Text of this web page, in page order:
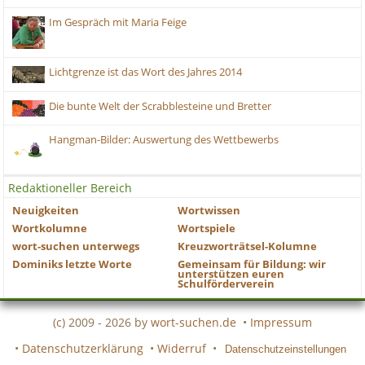
Im Gespräch mit Maria Feige
Lichtgrenze ist das Wort des Jahres 2014
Die bunte Welt der Scrabblesteine und Bretter
Hangman-Bilder: Auswertung des Wettbewerbs
Redaktioneller Bereich
Neuigkeiten
Wortwissen
Wortkolumne
Wortspiele
wort-suchen unterwegs
Kreuzworträtsel-Kolumne
Dominiks letzte Worte
Gemeinsam für Bildung: wir
unterstützen euren
Schulförderverein
(c) 2009 - 2026 by wort-suchen.de • Impressum
• Datenschutzerklärung • Widerruf • Datenschutzeinstellungen